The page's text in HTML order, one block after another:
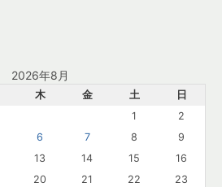
2026年8月
木 金 土
日
1
2
6 7 8
9
13 14 15
16
20 21 22
23